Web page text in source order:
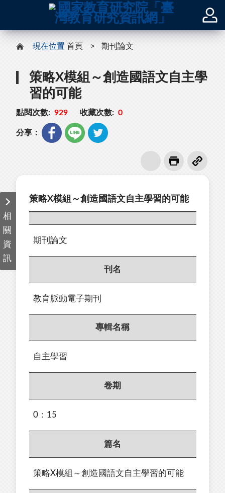
現在位置 首頁 期刊論文
策略X模組～創造國語文自主學
習的可能
點閱次數: 929 收藏次數: 0
分享：
相
關
資
訊
策略X模組～創造國語文自主學習的可能
期刊論文
刊名
教育脈動電子期刊
專輯名稱
自主學習
卷期
0：15
篇名
策略X模組～創造國語文自主學習的可能